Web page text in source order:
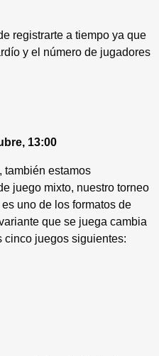
registrarte a tiempo ya que
y el número de jugadores
13:00
también estamos
juego mixto, nuestro torneo
uno de los formatos de
que se juega cambia
cinco juegos siguientes: